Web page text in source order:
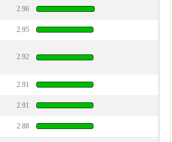
2.96
2.95
2.92
2.91
2.91
2.88